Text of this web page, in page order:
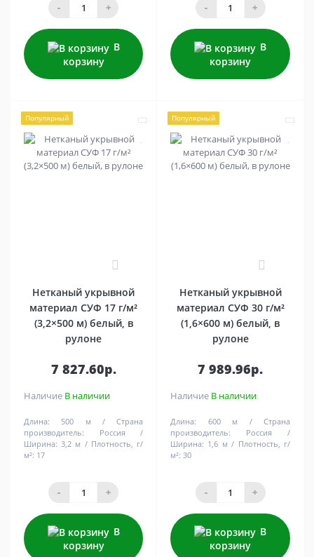
- +
В
корзину
- +
В
корзину
Популярный
0
Нетканый укрывной
материал СУФ 17 г/м²
(3,2×500 м) белый, в
рулоне
7 827.60р.
Наличие В наличии
Длина: 500 м
Страна
производитель:
Россия
Ширина: 3,2 м
Плотность, г/
м²: 17
- +
В
корзину
Популярный
0
Нетканый укрывной
материал СУФ 30 г/м²
(1,6×600 м) белый, в
рулоне
7 989.96р.
Наличие В наличии
Длина: 600 м
Страна
производитель:
Россия
Ширина: 1,6 м
Плотность, г/
м²: 30
- +
В
корзину